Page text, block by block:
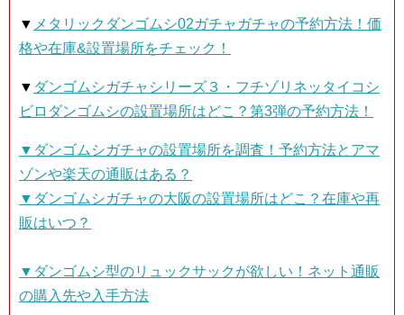
▼ メタリックダンゴムシ02ガチャガチャの予約方法！価
格や在庫&設置場所をチェック！
▼ ダンゴムシガチャシリーズ３・フチゾリネッタイコシ
ビロダンゴムシの設置場所はどこ？第3弾の予約方法！
▼ ダンゴムシガチャの設置場所を調査！予約方法とアマ
ゾンや楽天の通販はある？
▼ ダンゴムシガチャの大阪の設置場所はどこ？在庫や再
販はいつ？
▼ ダンゴムシ型のリュックサックが欲しい！ネット通販
の購入先や入手方法